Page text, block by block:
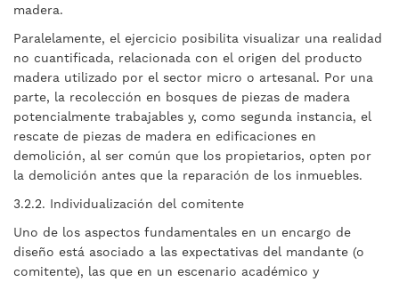
madera.
Paralelamente, el ejercicio posibilita visualizar una realidad
no cuantificada, relacionada con el origen del producto
madera utilizado por el sector micro o artesanal. Por una
parte, la recolección en bosques de piezas de madera
potencialmente trabajables y, como segunda instancia, el
rescate de piezas de madera en edificaciones en
demolición, al ser común que los propietarios, opten por
la demolición antes que la reparación de los inmuebles.
3.2.2. Individualización del comitente
Uno de los aspectos fundamentales en un encargo de
diseño está asociado a las expectativas del mandante (o
comitente), las que en un escenario académico y